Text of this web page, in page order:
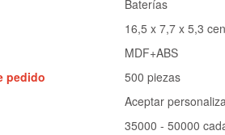
Baterías
16,5 x 7,7 x 5,3
MDF+ABS
pedido
500 piezas
Aceptar
35000 - 50000